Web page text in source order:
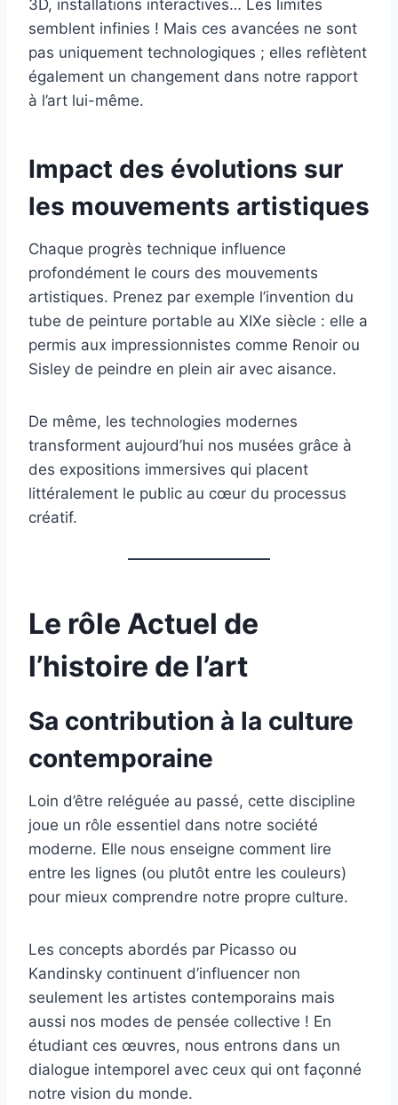
3D, installations interactives… Les limites
semblent infinies ! Mais ces avancées ne sont
pas uniquement technologiques ; elles reflètent
également un changement dans notre rapport
à l’art lui-même.
Impact des évolutions sur
les mouvements artistiques
Chaque progrès technique influence
profondément le cours des mouvements
artistiques. Prenez par exemple l’invention du
tube de peinture portable au XIXe siècle : elle a
permis aux impressionnistes comme Renoir ou
Sisley de peindre en plein air avec aisance.
De même, les technologies modernes
transforment aujourd’hui nos musées grâce à
des expositions immersives qui placent
littéralement le public au cœur du processus
créatif.
Le rôle Actuel de
l’histoire de l’art
Sa contribution à la culture
contemporaine
Loin d’être reléguée au passé, cette discipline
joue un rôle essentiel dans notre société
moderne. Elle nous enseigne comment lire
entre les lignes (ou plutôt entre les couleurs)
pour mieux comprendre notre propre culture.
Les concepts abordés par Picasso ou
Kandinsky continuent d’influencer non
seulement les artistes contemporains mais
aussi nos modes de pensée collective ! En
étudiant ces œuvres, nous entrons dans un
dialogue intemporel avec ceux qui ont façonné
notre vision du monde.